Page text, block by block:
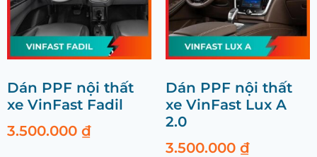
Dán PPF nội thất
xe VinFast Fadil
3.500.000 ₫
Dán PPF nội thất
xe VinFast Lux A
2.0
3.500.000 ₫